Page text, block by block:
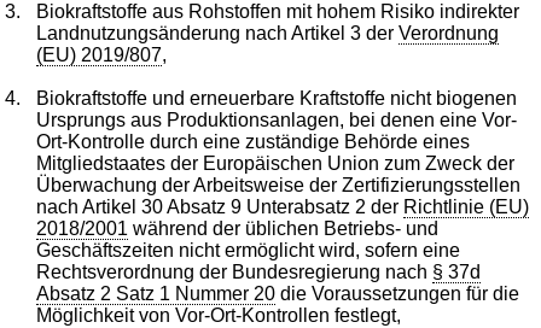
3.
Biokraftstoffe aus Rohstoffen mit hohem Risiko indirekter
Landnutzungsänderung nach Artikel 3 derVerordnung
(EU) 2019/807,
4.
Biokraftstoffe und erneuerbare Kraftstoffe nicht biogenen
Ursprungs aus Produktionsanlagen, bei denen eine Vor-
Ort-Kontrolle durch eine zuständige Behörde eines
Mitgliedstaates der Europäischen Union zum Zweck der
Überwachung der Arbeitsweise der Zertifizierungsstellen
nach Artikel 30 Absatz 9 Unterabsatz 2 der Richtlinie (EU)
2018/2001 während der üblichen Betriebs- und
Geschäftszeiten nicht ermöglicht wird, sofern eine
Rechtsverordnung der Bundesregierung nach § 37d
Absatz 2 Satz 1 Nummer 20 die Voraussetzungen für die
Möglichkeit von Vor-Ort-Kontrollen festlegt,